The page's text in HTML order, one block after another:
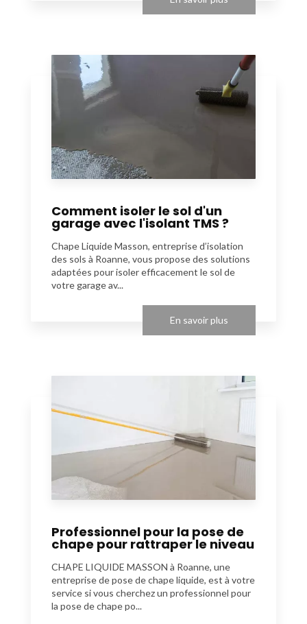
Comment isoler le sol d'un
garage avec l'isolant TMS ?
Chape Liquide Masson, entreprise d’isolation
des sols à Roanne, vous propose des solutions
adaptées pour isoler efficacement le sol de
votre garage av...
En savoir plus
Professionnel pour la pose de
chape pour rattraper le niveau
CHAPE LIQUIDE MASSON à Roanne, une
entreprise de pose de chape liquide, est à votre
service si vous cherchez un professionnel pour
la pose de chape po...